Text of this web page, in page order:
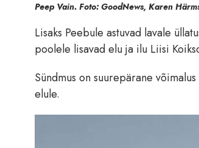
Peep Vain. Foto: GoodNews, Karen
Lisaks Peebule astuvad lavale
poolele lisavad elu ja ilu Liisi
Sündmus on suurepärane
elule.